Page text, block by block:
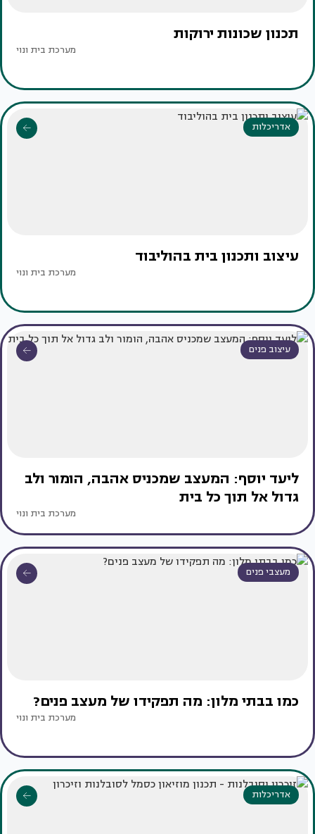
תכנון שכונות ירוקות
מערכת בית ונוי
אדריכלות
עיצוב ותכנון בית בהוליבוד
מערכת בית ונוי
עיצוב פנים
ליעד יוסף: המעצב שמכניס אהבה, הומור ולב
גדול אל תוך כל בית
מערכת בית ונוי
מעצבי פנים
כמו בבתי מלון: מה תפקידו של מעצב פנים?
מערכת בית ונוי
אדריכלות